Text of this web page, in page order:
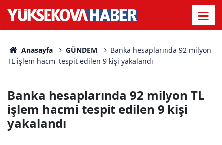
Anasayfa GÜNDEM
Banka hesaplarında 92 milyon
TL işlem hacmi tespit edilen 9 kişi yakalandı
Banka hesaplarında 92 milyon TL
işlem hacmi tespit edilen 9 kişi
yakalandı